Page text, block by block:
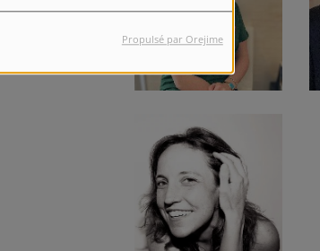
Propulsé par Orejime